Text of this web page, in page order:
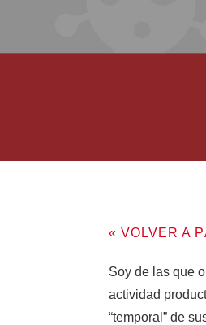
« VOLVER A
Soy de las que
actividad
“temporal” de